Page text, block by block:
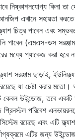
নিষ্কাশনযোগ্য কিনা তা
এখানে সহায়তা করতে
চিত্র পাবেন এবং
পাবেন (এমএস-ডস
মধ্যে প্যাকেজ করা হবে
সরঞ্জাম ছাড়াই,
রয়েছে যা চেষ্টা করার
কেবল উইন্ডোজ, তবে
পরিবেশ
রয়েছে এবং এটি
এটির জন্য